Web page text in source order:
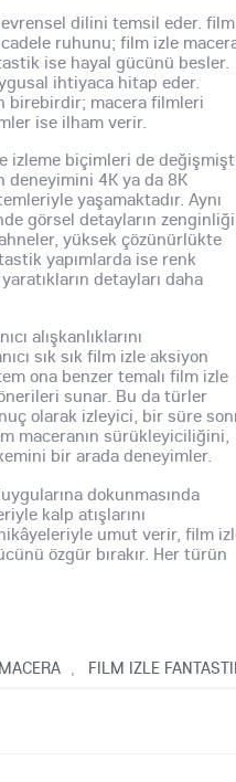
dilini temsil eder. film
ruhunu; film izle
ise hayal gücünü besler.
ihtiyaca hitap eder.
birebirdir; macera filmleri
ise ilham verir.
izleme biçimleri de
deneyimini 4K ya da 8K
yaşamaktadır. Aynı
görsel detayların
yüksek çözünürlükte
yapımlarda ise renk
detayları daha
alışkanlıklarını
sık sık film izle aksiyon
ona benzer temalı film izle
sunar. Bu da türler
olarak izleyici, bir süre
maceranın sürükleyiciliğini,
bir arada deneyimler.
dokunmasında
kalp atışlarını
umut verir, film
özgür bırakır. Her türün
FILM IZLE